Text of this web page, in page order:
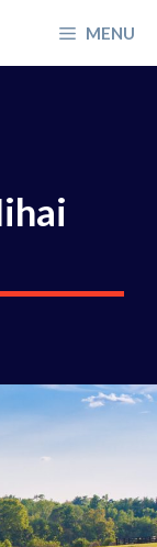
MENU